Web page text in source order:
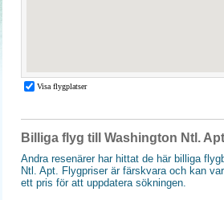
Billiga flyg till Washington Ntl.
Andra resenärer har hittat de här billiga
Ntl. Apt. Flygpriser är färskvara och kan
ett pris för att uppdatera sökningen.